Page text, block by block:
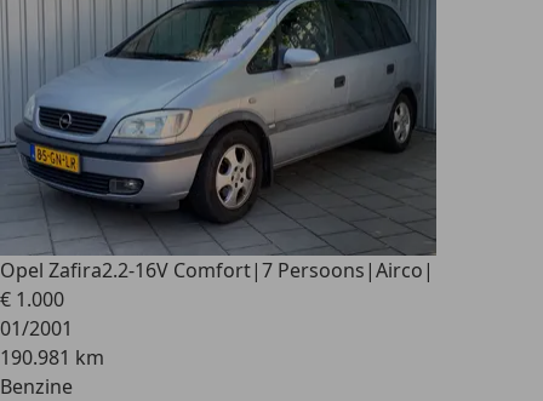
Opel Zafira2.2-16V Comfort|7 Persoons|Airco|
€ 1.000
01/2001
190.981 km
Benzine